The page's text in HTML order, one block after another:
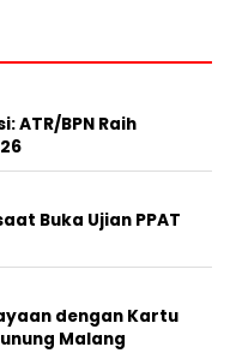
ATR/BPN Raih
Buka Ujian PPAT
dengan Kartu
Malang